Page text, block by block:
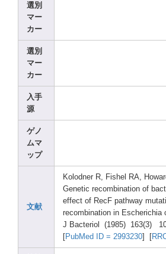
選別
マー
カー
選別
マー
カー
入手
源
ゲノ
ムマ
ップ
文献
Kolodner R, Fishe l RA, Howar
Genetic recom bination of
effect of RecF pathway mutat
recom bination in Escherichia
J Bacteriol (1985) 163(3)
PubMed ID = 2993230